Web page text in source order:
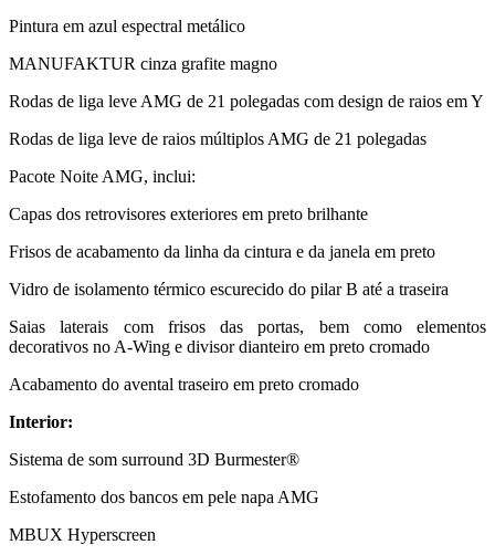
Pintura em azul espectral metálico
MANUFAKTUR cinza grafite magno
Rodas de liga leve AMG de 21 polegadas com design de raios em Y
Rodas de liga leve de raios múltiplos AMG de 21 polegadas
Pacote Noite AMG, inclui:
Capas dos retrovisores exteriores em preto brilhante
Frisos de acabamento da linha da cintura e da janela em preto
Vidro de isolamento térmico escurecido do pilar B até a traseira
Saias laterais com frisos das portas, bem como elementos
decorativos no A-Wing e divisor dianteiro em preto cromado
Acabamento do avental traseiro em preto cromado
Interior:
Sistema de som surround 3D Burmester®
Estofamento dos bancos em pele napa AMG
MBUX Hyperscreen